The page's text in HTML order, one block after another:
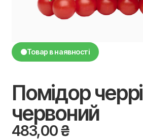
Товар в наявності
Помідор черрі
червоний
483,00₴